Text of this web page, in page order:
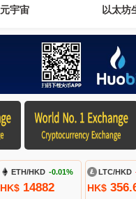
元宇宙 以太坊
ETH/HKD -0.01%
HK$14882
LTC/HKD
HK$